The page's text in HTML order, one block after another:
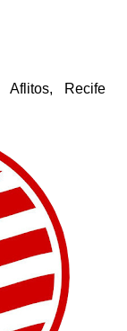
Aflitos, Recife